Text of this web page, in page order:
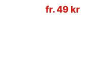
fr. 49 kr